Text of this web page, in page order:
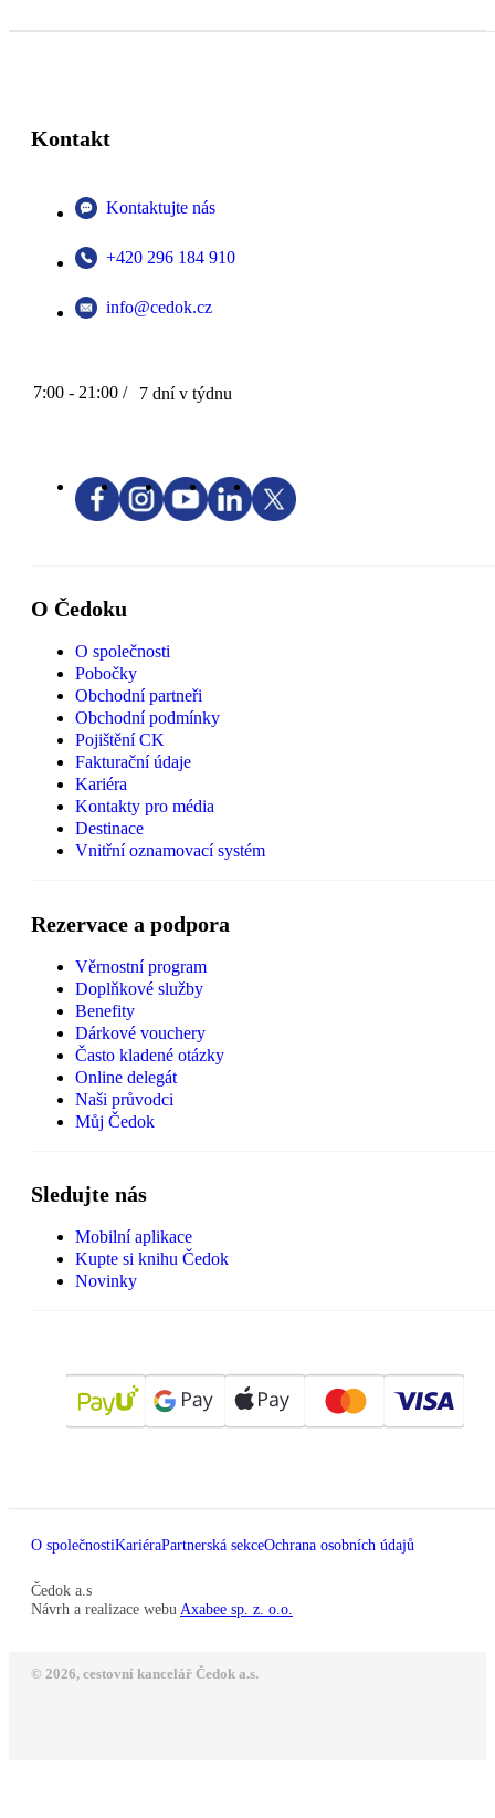
Kontakt
Kontaktujte nás
+420 296 184 910
info@cedok.cz
7:00 - 21:00 / 7 dní v týdnu
O Čedoku
O společnosti
Pobočky
Obchodní partneři
Obchodní podmínky
Pojištění CK
Fakturační údaje
Kariéra
Kontakty pro média
Destinace
Vnitřní oznamovací systém
Rezervace a podpora
Věrnostní program
Doplňkové služby
Benefity
Dárkové vouchery
Často kladené otázky
Online delegát
Naši průvodci
Můj Čedok
Sledujte nás
Mobilní aplikace
Kupte si knihu Čedok
Novinky
O společnostiKariéraPartnerská sekceOchrana osobních údajů
Čedok a.s
Návrh a realizace webu Axabee sp. z. o.o.
© 2026, cestovní kancelář Čedok a.s.